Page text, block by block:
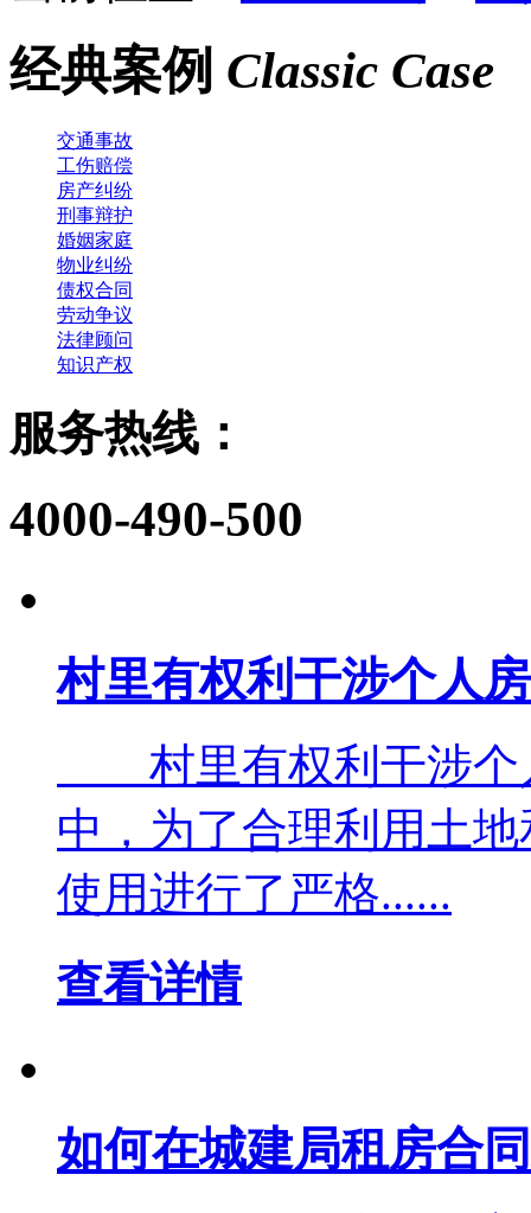
经典案例 Classic Case
交通事故
工伤赔偿
房产纠纷
刑事辩护
婚姻家庭
物业纠纷
债权合同
劳动争议
法律顾问
知识产权
服务热线：
4000-490-500
村里有权利干涉个人
村里有权利干涉
中，为了合理利用土
使用进行了严格......
查看详情
如何在城建局租房合